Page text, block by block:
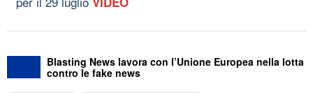
Blasting News lavora con l’Unione Europea nella lotta
contro le fake news